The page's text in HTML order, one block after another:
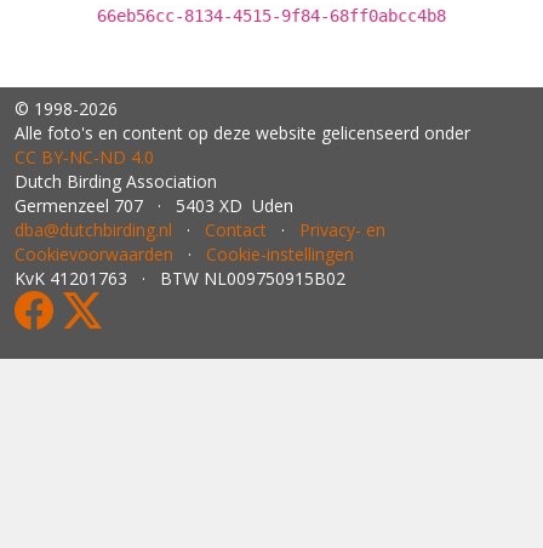
66eb56cc-8134-4515-9f84-68ff0abcc4b8
© 1998-2026
Alle foto's en content op deze website gelicenseerd onder
CC BY‑NC‑ND 4.0
Dutch Birding Association
Germenzeel 707 · 5403 XD Uden
dba@dutchbirding.nl · Contact · Privacy- en
Cookievoorwaarden · Cookie-instellingen
KvK 41201763 · BTW NL009750915B02